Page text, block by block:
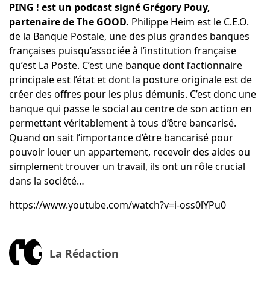
PING ! est un podcast signé Grégory Pouy,
partenaire de The GOOD. Philippe Heim est le C.E.O.
de la Banque Postale, une des plus grandes banques
françaises puisqu’associée à l’institution française
qu’est La Poste. C’est une banque dont l’actionnaire
principale est l’état et dont la posture originale est de
créer des offres pour les plus démunis. C’est donc une
banque qui passe le social au centre de son action en
permettant véritablement à tous d’être bancarisé.
Quand on sait l’importance d’être bancarisé pour
pouvoir louer un appartement, recevoir des aides ou
simplement trouver un travail, ils ont un rôle crucial
dans la société…
https://www.youtube.com/watch?v=i-oss0lYPu0
La Rédaction